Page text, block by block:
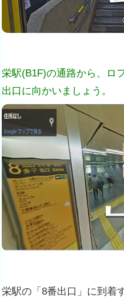
栄駅(B1F)の通路から、ロ
出口に向かいましょう。
栄駅の「8番出口」に到着